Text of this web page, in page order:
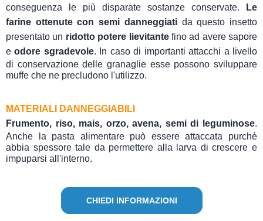
conseguenza le più disparate sostanze conservate.
Le
farine ottenute con semi danneggiatida questo insetto
presentato un ridotto potere lievitantefino ad avere sapore
eodore sgradevole. In caso di importanti attacchi a livello
di conservazione delle granaglie esse possono sviluppare
muffe che ne precludono l'utilizzo.
MATERIALI DANNEGGIABILI
Frumento, riso, mais, orzo, avena, semi di leguminose.
Anche la pasta alimentare può essere attaccata purchè
abbia spessore tale da permettere alla larva di crescere e
impuparsi all'interno.
CHIEDI INFORMAZIONI